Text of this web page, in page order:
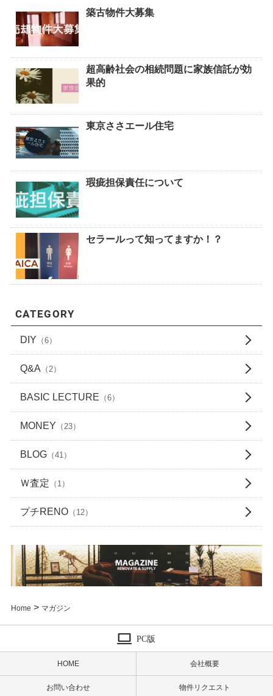
築古物件大募集
超高齢社会の相続問題に家族信託が効
果的
東京ささエール住宅
瑕疵担保責任について
セラールって知ってますか！？
CATEGORY
DIY （6）
Q&A（2）
BASIC LECTURE （6）
MONEY （23）
BLOG（41）
Ｗ査定 （1）
プチRENO（12）
Home > マガジン
PC版
HOME 会社概要
お問い合わせ 物件リクエスト